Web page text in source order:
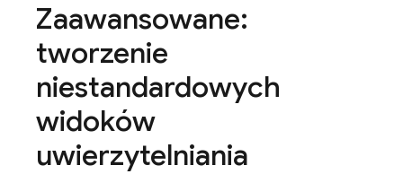
Zaawansowane:
tworzenie
niestandardowych
widoków
uwierzytelniania